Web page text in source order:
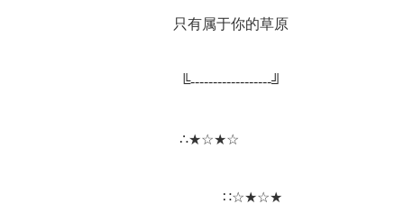
		只有属于你的草原
		╚------------------╝
		∴★☆★☆
		　　　∷☆★☆★